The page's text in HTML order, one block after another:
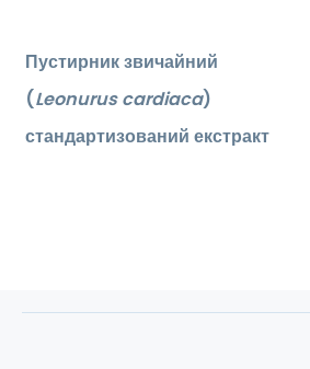
Пустирник звичайний
(Leonurus cardiaca)
стандартизований екстракт